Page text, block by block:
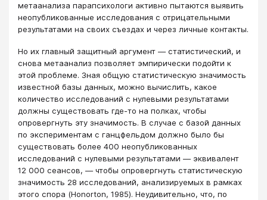
метаанализа парапсихологи активно пытаются выявить
неопубликованные исследования с отрицательными
результатами на своих съездах и через личные контакты.
Но их главный защитный аргумент — статистический, и
снова метаанализ позволяет эмпирически подойти к
этой проблеме. Зная общую статистическую значимость
известной базы данных, можно вычислить, какое
количество исследований с нулевыми результатами
должны существовать где-то на полках, чтобы
опровергнуть эту значимость. В случае с базой данных
по экспериментам с ганцфельдом должно было бы
существовать более 400 неопубликованных
исследований с нулевыми результатами — эквивалент
12 000 сеансов, — чтобы опровергнуть статистическую
значимость 28 исследований, анализируемых в рамках
этого спора (Honorton, 1985). Неудивительно, что, по